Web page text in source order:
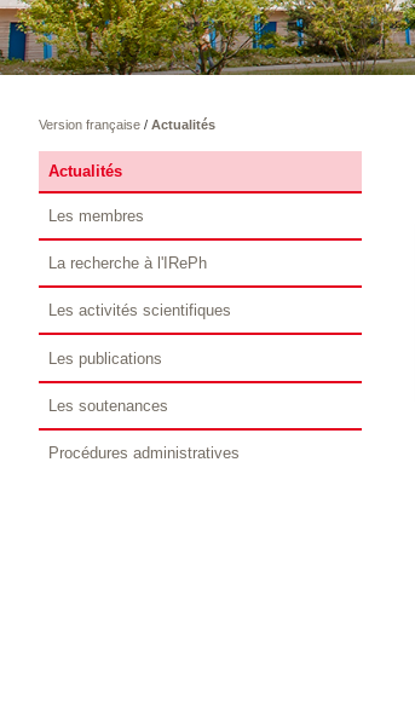
Version française/ Actualités
Actualités
Les membres
La recherche à l'IRePh
Les activités scientifiques
Les publications
Les soutenances
Procédures administratives